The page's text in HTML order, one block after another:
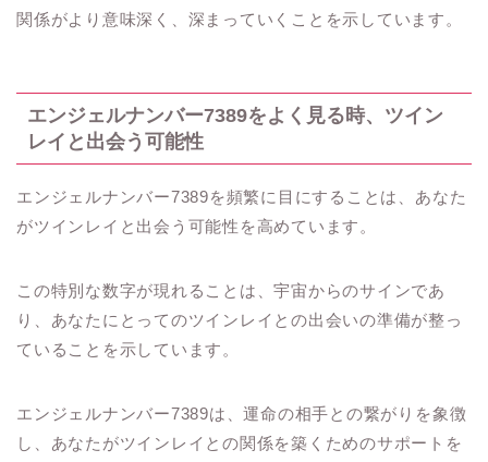
関係がより意味深く、深まっていくことを示しています。
エンジェルナンバー7389をよく見る時、ツイン
レイと出会う可能性
エンジェルナンバー7389を頻繁に目にすることは、あなた
がツインレイと出会う可能性を高めています。
この特別な数字が現れることは、宇宙からのサインであ
り、あなたにとってのツインレイとの出会いの準備が整っ
ていることを示しています。
エンジェルナンバー7389は、運命の相手との繋がりを象徴
し、あなたがツインレイとの関係を築くためのサポートを